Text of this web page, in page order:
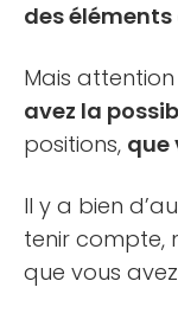
des éléments
Mais
avez la
positions, que
Il y a bien
tenir compte,
que vous